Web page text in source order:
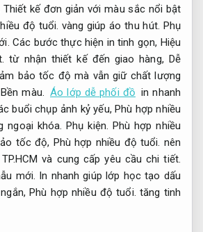
Thiết kế đơn giản với màu sắc nổi bật
độ tuổi. vàng giúp áo thu hút. Phụ
Các bước thực hiện in tinh gọn, Hiệu
từ nhận thiết kế đến giao hàng, Dễ
bảo tốc độ mà vẫn giữ chất lượng
Bền màu. Áo lớp dễ phối đồ in nhanh
buổi chụp ảnh kỷ yếu,Phù hợp nhiều
ngoại khóa.Phụ kiện. Phù hợp nhiều
tốc độ, Phù hợp nhiều độ tuổi. nên
và cung cấp yêu cầu chi tiết.
mới. In nhanh giúp lớp học tạo dấu
Phù hợp nhiều độ tuổi. tăng tinh